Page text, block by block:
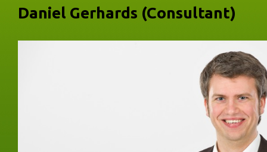
Daniel Gerhards (Consultant)